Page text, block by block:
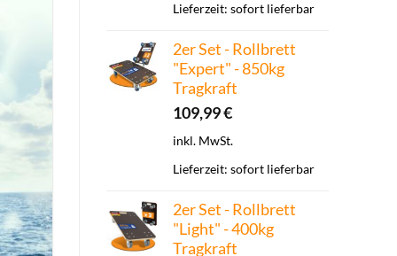
Lieferzeit: sofort lieferbar
2er Set - Rollbrett
"Expert" - 850kg
Tragkraft
109,99€
inkl. MwSt.
Lieferzeit: sofort lieferbar
2er Set - Rollbrett
"Light" - 400kg
Tragkraft